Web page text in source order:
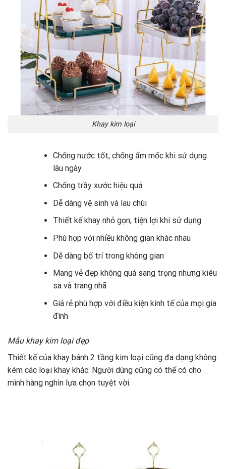
Khay kim loại
Chống nước tốt, chống ẩm mốc khi sử dụng
lâu ngày
Chống trầy xước hiệu quả
Dễ dàng vệ sinh và lau chùi
Thiết kế khay nhỏ gọn, tiện lợi khi sử dụng
Phù hợp với nhiều không gian khác nhau
Dễ dàng bố trí trong không gian
Mang vẻ đẹp không quá sang trọng nhưng kiêu
sa và trang nhã
Giá rẻ phù hợp với điều kiện kinh tế của mọi gia
đình
Mẫu khay kim loại đẹp
Thiết kế của khay bánh 2 tầng kim loại cũng đa dạng không
kém các loại khay khác. Người dùng cũng có thể có cho
mình hàng nghìn lựa chọn tuyệt vời.